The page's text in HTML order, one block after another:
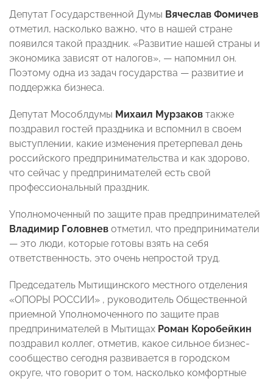
Депутат Государственной Думы Вячеслав Фомичев
отметил, насколько важно, что в нашей стране
появился такой праздник. «Развитие нашей страны и
экономика зависят от налогов», — напомнил он.
Поэтому одна из задач государства — развитие и
поддержка бизнеса.
Депутат Мособлдумы Михаил Мурзаков также
поздравил гостей праздника и вспомнил в своем
выступлении, какие изменения претерпевал день
российского предпринимательства и как здорово,
что сейчас у предпринимателей есть свой
профессиональный праздник.
Уполномоченный по защите прав предпринимателей
Владимир Головнев отметил, что предприниматели
— это люди, которые готовы взять на себя
ответственность, это очень непростой труд.
Председатель Мытищинского местного отделения
«ОПОРЫ РОССИИ» , руководитель Общественной
приемной Уполномоченного по защите прав
предпринимателей в Мытищах Роман Коробейкин
поздравил коллег, отметив, какое сильное бизнес-
сообщество сегодня развивается в городском
округе, что говорит о том, насколько комфортные